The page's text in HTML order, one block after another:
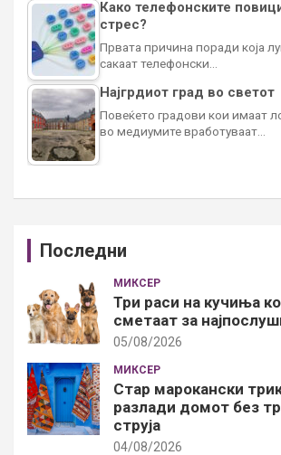
Како телефонските
стрес?
Првата причина поради која
сакаат телефонски…
Најгрдиот град во светот
Повеќето градови кои имаат
во медиумите вработуваат…
Последни
МИКСЕР
Три раси на кучиња
сметаат за
05/08/2026
МИКСЕР
Стар марокански
разлади домот без
струја
04/08/2026